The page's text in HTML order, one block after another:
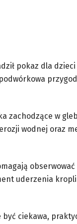
pokaz dla dzieci
zachodzące w
wodnej oraz
obserwować
uderzenia
być ciekawa,